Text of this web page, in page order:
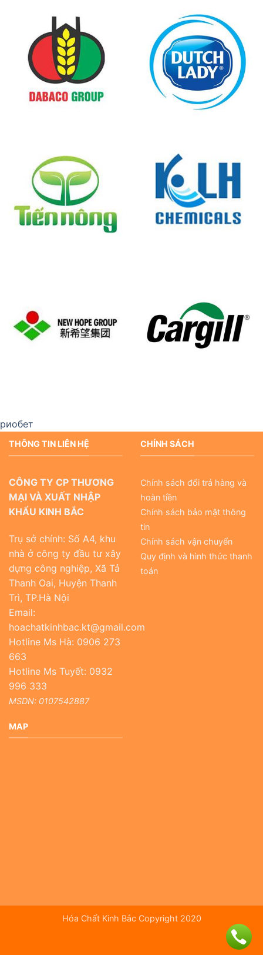
риобет
THÔNG TIN LIÊN HỆ
CÔNG TY CP THƯƠNG
MẠI VÀ XUẤT NHẬP
KHẨU KINH BẮC
Trụ sở chính: Số A4, khu
nhà ở công ty đầu tư xây
dựng công nghiệp, Xã Tả
Thanh Oai, Huyện Thanh
Trì, TP.Hà Nội
Email:
hoachatkinhbac.kt@gmail.com
Hotline Ms Hà: 0906 273
663
Hotline Ms Tuyết: 0932
996 333
MSDN: 0107542887
CHÍNH SÁCH
Chính sách đổi trả hàng và
hoàn tiền
Chính sách bảo mật thông
tin
Chính sách vận chuyển
Quy định và hình thức thanh
toán
MAP
Hóa Chất Kinh Bắc Copyright 2020